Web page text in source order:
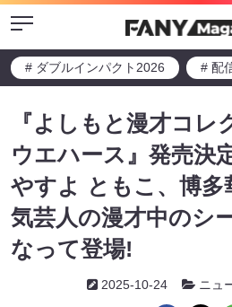
Menu
# ダブルインパクト2026 # 配
『よしもと漫才コレ
ウエハース』発売決
やすよ ともこ、博多
気芸人の漫才中のシ
なって登場!
2025-10-24 ニュ